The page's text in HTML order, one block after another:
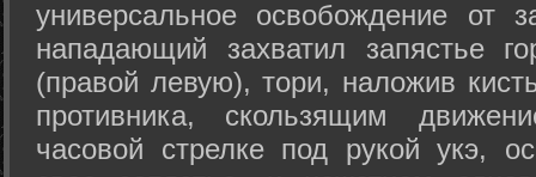
универсальное освобождение от
нападающий захватил запястье
(правой левую), тори, наложив
противника, скользящим
часовой стрелке под рукой укэ,